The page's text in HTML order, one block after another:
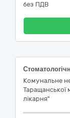
без ПДВ
Комунальне
Таращанської
лікарня"